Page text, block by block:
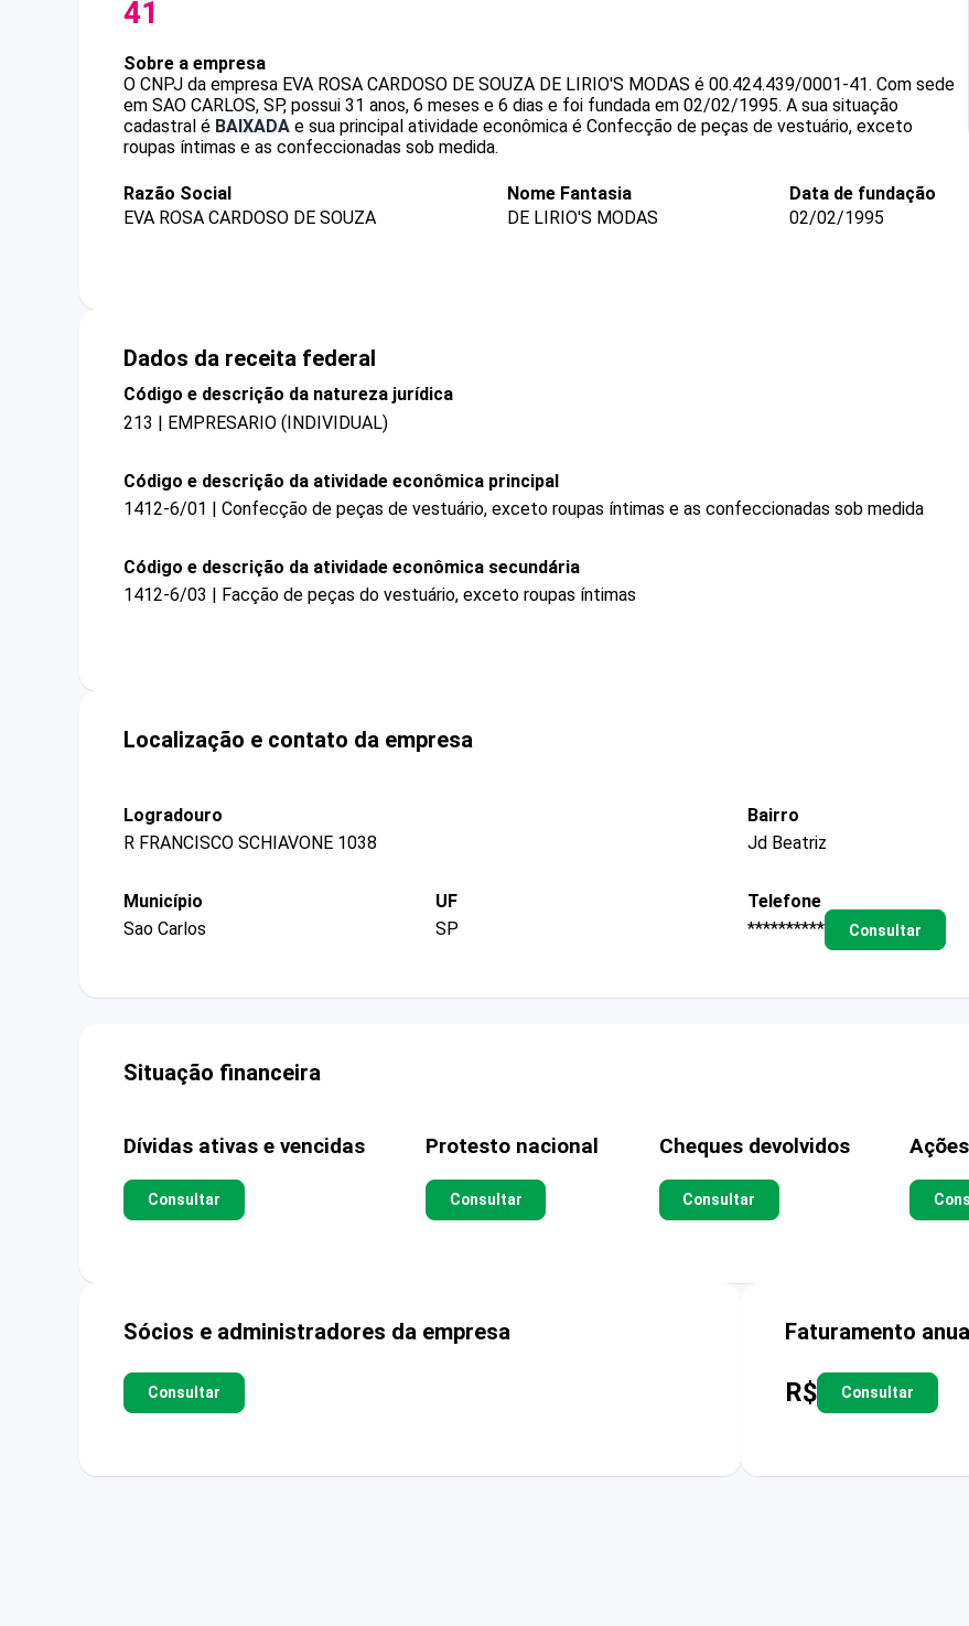
41
Sobre a empresa
O CNPJ da empresa EVA ROSA CARDOSO DE SOUZA DE LIRIO'S MODAS é 00.424.439/0001-41. Com sede
em SAO CARLOS, SP, possui 31 anos, 6 meses e 6 dias e foi fundada em 02/02/1995. A sua situação
cadastral é BAIXADA e sua principal atividade econômica é Confecção de peças de vestuário, exceto
roupas íntimas e as confeccionadas sob medida.
Razão Social
EVA ROSA CARDOSO DE SOUZA
Nome Fantasia
DE LIRIO'S MODAS
Data de fundação
02/02/1995
Dados da receita federal
Código e descrição da natureza jurídica
213 | EMPRESARIO (INDIVIDUAL)
Código e descrição da atividade econômica principal
1412-6/01 | Confecção de peças de vestuário, exceto roupas íntimas e as confeccionadas sob medida
Código e descrição da atividade econômica secundária
1412-6/03 | Facção de peças do vestuário, exceto roupas íntimas
Localização e contato da empresa
Logradouro
R FRANCISCO SCHIAVONE 1038
Bairro
Jd Beatriz
Município
Sao Carlos
UF
SP
Telefone
**********
Consultar
Situação financeira
Dívidas ativas e vencidas
Consultar
Protesto nacional
Consultar
Cheques devolvidos
Consultar
Sócios e administradores da empresa
Consultar
Faturamento
R$ Consultar